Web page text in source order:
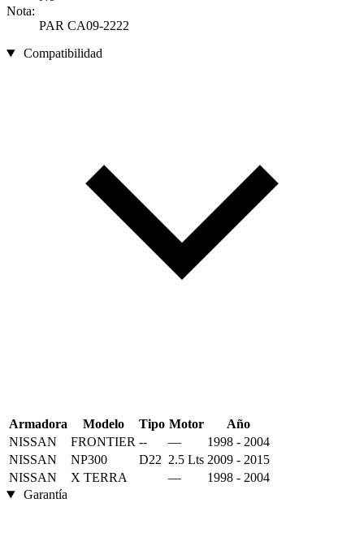
Nota:
PAR CA09-2222
Compatibilidad
Armadora Modelo Tipo Motor
Año
NISSAN
FRONTIER -- —
1998 - 2004
NISSAN
NP300 D22 2.5 Lts 2009 - 2015
NISSAN
X TERRA —
1998 - 2004
Garantía